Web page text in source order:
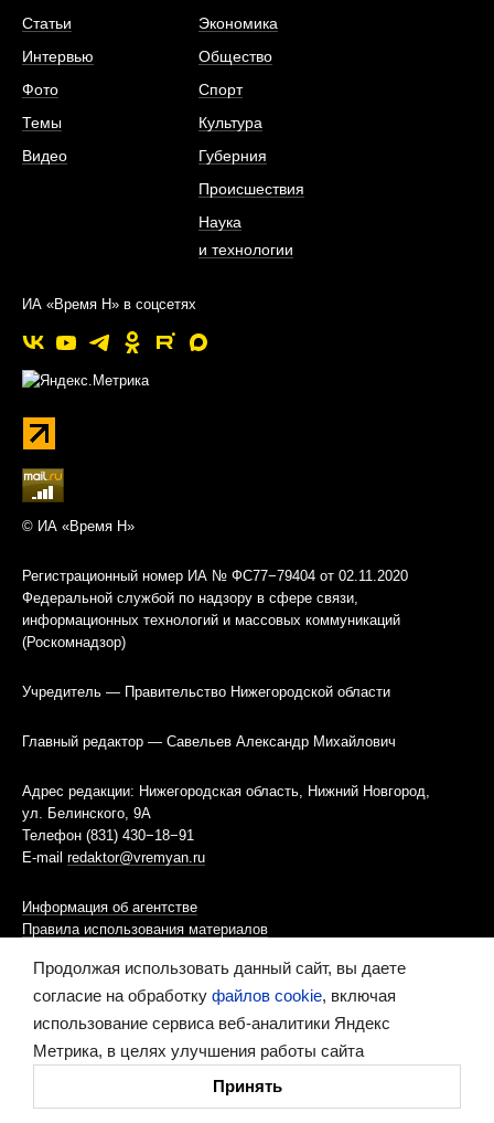
Статьи
Интервью
Фото
Темы
Видео
Экономика
Общество
Спорт
Культура
Губерния
Происшествия
Наука
и технологии
ИА «Время Н» в соцсетях
© ИА «Время Н»
Регистрационный номер ИА № ФС77−79404 от 02.11.2020
Федеральной службой по надзору в сфере связи,
информационных технологий и массовых коммуникаций
(Роскомнадзор)
Учредитель — Правительство Нижегородской области
Главный редактор — Савельев Александр Михайлович
Адрес редакции: Нижегородская область, Нижний Новгород,
ул. Белинского, 9А
Телефон (831) 430−18−91
E-mail redaktor@vremyan.ru
Информация об агентстве
Правила использования материалов
Информационная политика использования «cookies»-файлов
Ресурс содержит материалы 16+
Продолжая использовать данный сайт, вы даете
согласие на обработку файлов cookie, включая
использование сервиса веб-аналитики Яндекс
Метрика, в целях улучшения работы сайта
Принять